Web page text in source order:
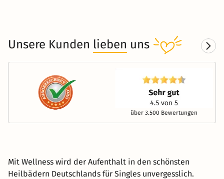
Unsere Kunden lieben uns
über 3.500 Bewertungen
Mit Wellness wird der Aufenthalt in den schönsten
Heilbädern Deutschlands für Singles unvergesslich.